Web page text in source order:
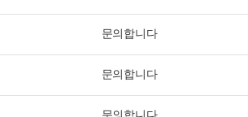
문의합니다
문의합니다